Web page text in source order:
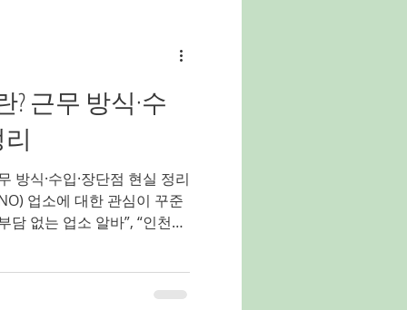
홍대유흥업소알바
양배추농사
? 근무 방식·수
방식·수입·장단점 현실 정리
업소에 대한 관심이 꾸준
담 없는 업소 알바”, “인천쓰
떤 사람에게 맞는지까지 현